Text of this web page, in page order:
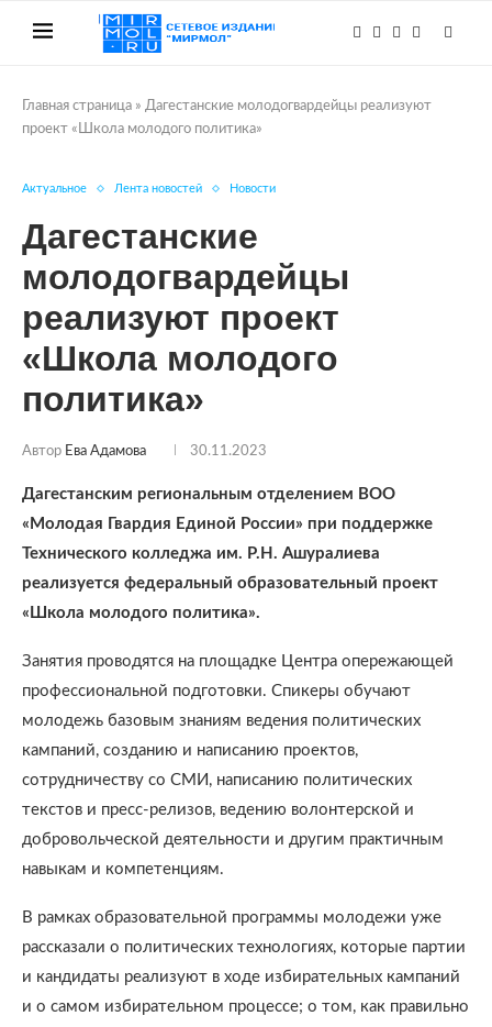
Главная страница » Дагестанские молодогвардейцы реализуют
проект «Школа молодого политика»
Актуальное Лента новостей Новости
Дагестанские
молодогвардейцы
реализуют проект
«Школа молодого
политика»
Автор Ева Адамова 30.11.2023
Дагестанским региональным отделением ВОО
«Молодая Гвардия Единой России» при поддержке
Технического колледжа им. Р.Н. Ашуралиева
реализуется федеральный образовательный проект
«Школа молодого политика».
Занятия проводятся на площадке Центра опережающей
профессиональной подготовки. Спикеры обучают
молодежь базовым знаниям ведения политических
кампаний, созданию и написанию проектов,
сотрудничеству со СМИ, написанию политических
текстов и пресс-релизов, ведению волонтерской и
добровольческой деятельности и другим практичным
навыкам и компетенциям.
В рамках образовательной программы молодежи уже
рассказали о политических технологиях, которые партии
и кандидаты реализуют в ходе избирательных кампаний
и о самом избирательном процессе; о том, как правильно